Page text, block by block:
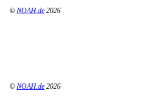
© NOAH.de 2026
© NOAH.de 2026